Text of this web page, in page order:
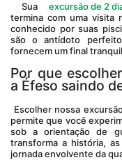
Sua excursão de 2
termina com uma visita
conhecido por suas
são o antídoto
fornecem um final
Por que
a Éfeso saindo
permite que você
sob a orientação de
transforma a história,
jornada envolvente da